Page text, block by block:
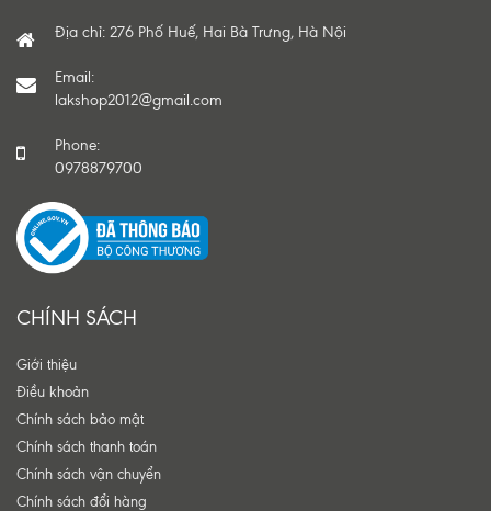
Địa chỉ: 276 Phố Huế, Hai Bà Trưng, Hà Nội
Email:
lakshop2012@gmail.com
Phone:
0978879700
CHÍNH SÁCH
Giới thiệu
Điều khoản
Chính sách bảo mật
Chính sách thanh toán
Chính sách vận chuyển
Chính sách đổi hàng